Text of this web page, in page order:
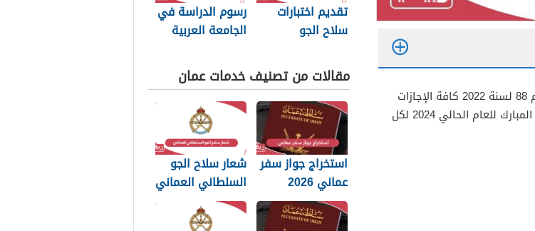
حددت حكومة سلطنة عمان من خلال المرسوم السلطاني رقم 88 لسنة 2022 كافة الإجازات
الرسمية في السلطنة، وقد تم تحديد موعد إجازة عيد الفطر المبارك للعام الحالي 2024 لكل
تقديم اختبارات
سلاح الجو
2026
رسوم الدراسة في
الجامعة العربية
2026
مقالات من تصنيف خدمات عمان
استخراج جواز سفر
عماني 2026
المتطلبات التي
يجب أن تعرفها
شعار سلاح الجو
السلطاني العماني
png بجودة عالية
2026